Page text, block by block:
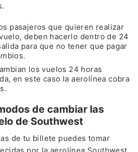
pasajeros que quieren realizar
deben hacerlo dentro de 24
para que no tener que pagar
los vuelos 24 horas
en este caso la aerolínea cobra
de cambiar las
de Southwest
de tu billete puedes tomar
por la aerolínea Southwest,